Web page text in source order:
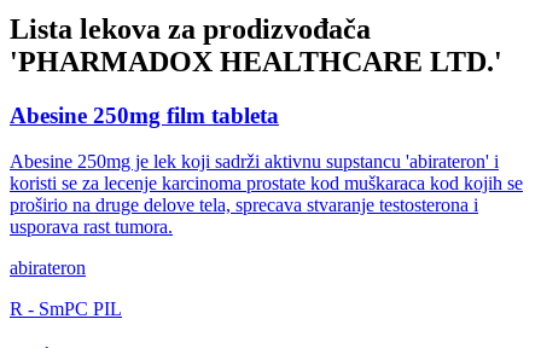
Lista lekova za prodizvođača
'PHARMADOX HEALTHCARE LTD.'
Abesine 250mg film tableta
Abesine 250mg je lek koji sadrži aktivnu supstancu 'abirateron' i
koristi se za lecenje karcinoma prostate kod muškaraca kod kojih se
proširio na druge delove tela, sprecava stvaranje testosterona i
usporava rast tumora.
abirateron
R - SmPC PIL